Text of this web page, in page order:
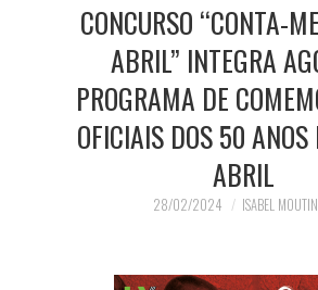
CONCURSO “CONTA-
ABRIL” INTEGRA
PROGRAMA DE
OFICIAIS DOS 50
ABRIL
28/02/2024 ISABEL